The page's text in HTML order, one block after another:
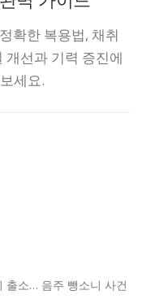
확한 복용법, 채취
개선과 기력 증진에
세요.
출소… 음주 뺑소니 사건